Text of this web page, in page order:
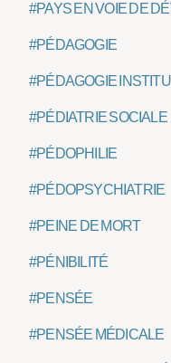
#PAYS EN VOIE DE
#PÉDAGOGIE
#PÉDAGOGIE
#PÉDIATRIE SOCIALE
#PÉDOPHILIE
#PÉDOPSYCHIATRIE
#PEINE DE MORT
#PÉNIBILITÉ
#PENSÉE
#PENSÉE MÉDICALE